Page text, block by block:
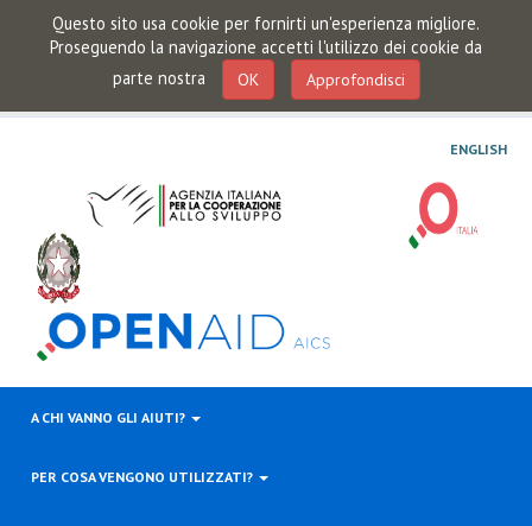
Questo sito usa cookie per fornirti un'esperienza migliore.
Proseguendo la navigazione accetti l'utilizzo dei cookie da
parte nostra
OK Approfondisci
ENGLISH
A CHI VANNO GLI AIUTI?
PER COSA VENGONO UTILIZZATI?